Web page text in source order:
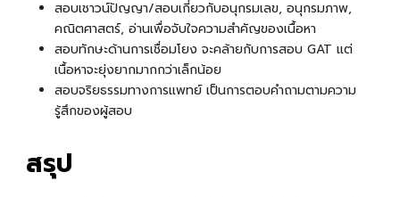
สอบเชาวน์ปัญญา/สอบเกี่ยวกับอนุกรมเลข, อนุกรมภาพ,
คณิตศาสตร์, อ่านเพื่อจับใจความสำคัญของเนื้อหา
สอบทักษะด้านการเชื่อมโยง จะคล้ายกับการสอบ GAT แต่
เนื้อหาจะยุ่งยากมากกว่าเล็กน้อย
สอบจริยธรรมทางการแพทย์ เป็นการตอบคำถามตามความ
รู้สึกของผู้สอบ
สรุป